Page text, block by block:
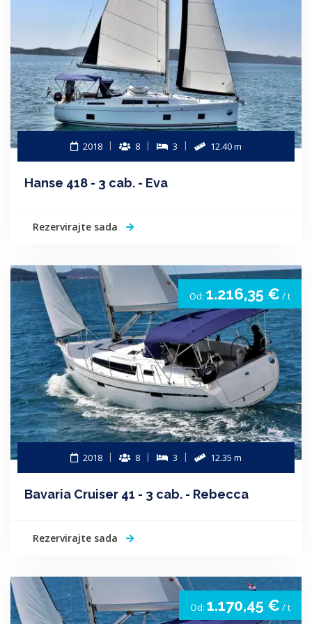
2018 8 3 12.40 m
Hanse 418 - 3 cab. - Eva
Rezervirajte sada
Od: 1.216,35 € / t
2018 8 3 12.35 m
Bavaria Cruiser 41 - 3 cab. - Rebecca
Rezervirajte sada
Od: 1.170,45 € / t